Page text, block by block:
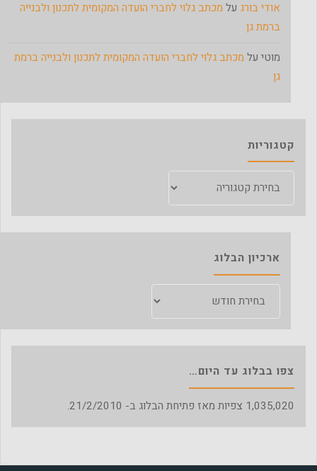
אודי בורג על מכתב גלוי לחברי הועדה המקומית לתכנון ולבנייה
ברמת גן
מוטי על מכתב גלוי לחברי הועדה המקומית לתכנון ולבנייה ברמת
גן
קטגוריות
ארכיון הבלוג
צפו בבלוג עד היום…
1,035,020 צפיות מאז פתיחת הבלוג ב- 21/2/2010.